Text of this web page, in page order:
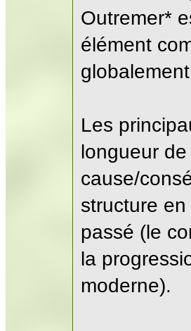
Outremer*
élément
Les
longueur
cause/
structure en
passé (le
la
moderne).